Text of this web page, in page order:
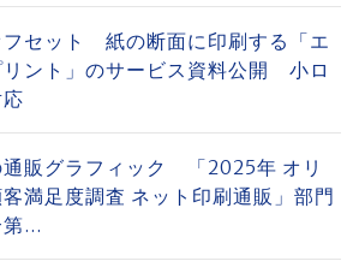
フセット 紙の断面に印刷する「エ
リント」のサービス資料公開 小ロ
通販グラフィック 「2025年 オリ
客満足度調査 ネット印刷通販」部門
...